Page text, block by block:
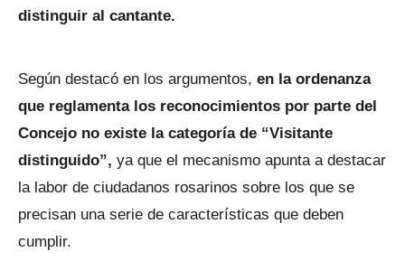
distinguir al cantante.
Según destacó en los argumentos, en la ordenanza
que reglamenta los reconocimientos por parte del
Concejo no existe la categoría de “Visitante
distinguido”, ya que el mecanismo apunta a destacar
la labor de ciudadanos rosarinos sobre los que se
precisan una serie de características que deben
cumplir.